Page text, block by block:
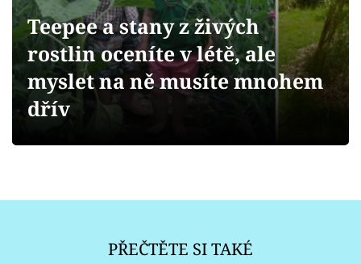
Přihlášení
Sledujte nás
Teepee a stany z živých
rostlin oceníte v létě, ale
myslet na ně musíte mnohem
dřív
PŘEČTĚTE SI TAKÉ